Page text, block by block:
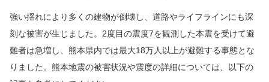
強い揺れにより多くの建物が倒壊し、道路やライフラインにも深
刻な被害が生じました。2度目の震度7を観測した本震を受けて避
難者は急増し、熊本県内では最大18万人以上が避難する事態とな
りました。熊本地震の被害状況や震度の詳細については、以下の